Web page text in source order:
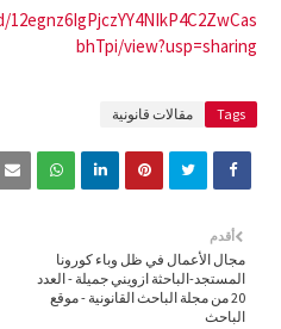
bhTpi/view?usp=sharing
Tags مقالات قانونية
أقدم
مجال الأعمال في ظل وباء كورونا
المستجد-الباحثة ازويني جميلة - العدد
20 من مجلة الباحث القانونية - موقع
الباحث